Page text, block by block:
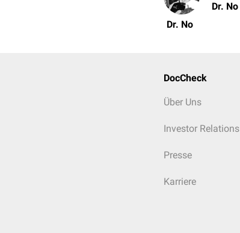
Dr. No
Dr. No
DocCheck
Über Uns
Investor Relations
Presse
Karriere